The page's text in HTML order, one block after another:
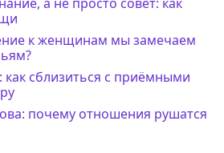
к женщинам мы замечаем
сблизиться с приёмными
почему отношения рушатся